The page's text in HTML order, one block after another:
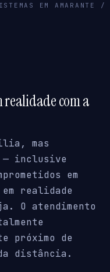
EM AMARANTE /
realidade com a
mas
— inclusive
em
realidade
O atendimento
próximo de
distância.